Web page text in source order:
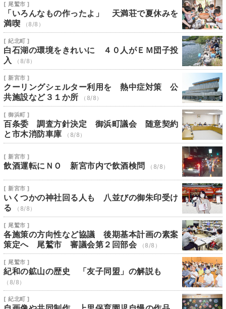
[ 尾鷲市 ]
「いろんなもの作ったよ」 天満荘で夏休みを
満喫
（8/8）
[ 紀北町 ]
白石湖の環境をきれいに ４０人がＥＭ団子投
入
（8/8）
[ 新宮市 ]
クーリングシェルター利用を 熱中症対策 公
共施設など３１か所
（8/8）
[ 御浜町 ]
百条委 調査方針決定 御浜町議会 随意契約
と市木消防車庫
（8/8）
[ 新宮市 ]
飲酒運転にＮＯ 新宮市内で飲酒検問 （8/8）
[ 新宮市 ]
いくつかの神社回る人も 八並びの御朱印受け
る
（8/8）
[ 尾鷲市 ]
各施策の方向性など協議 後期基本計画の素案
策定へ 尾鷲市 審議会第２回部会
（8/8）
[ 尾鷲市 ]
紀和の鉱山の歴史 「友子同盟」の解説も
（8/8）
[ 紀北町 ]